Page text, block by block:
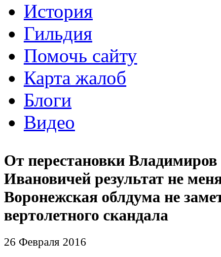
История
Гильдия
Помочь сайту
Карта жалоб
Блоги
Видео
От перестановки Владимиров
Ивановичей результат не
Воронежская облдума не
вертолетного скандала
26 Февраля 2016